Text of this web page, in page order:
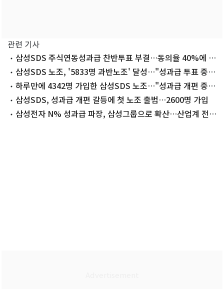
관련 기사
삼성SDS 주식연동성과급 찬반투표 부결…동의율 40%에 그
쳐 삼성SDS 노조, '5833명 과반노조' 달성…"성과급 투표 중지
해야"
하루만에 4342명 가입한 삼성SDS 노조…"성과급 개편 중단
하라"
삼성SDS, 성과급 개편 갈등에 첫 노조 출범…2600명 가입
삼성전자 N% 성과급 파장, 삼성그룹으로 확산…산업계 전반